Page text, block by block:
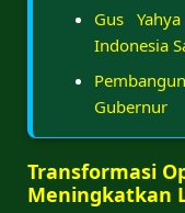
Gus
Indonesia
Gubernur
Transformasi
Meningkatkan